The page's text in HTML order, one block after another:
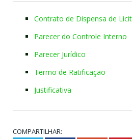
Contrato de Dispensa de
Parecer do Controle Interno
Parecer Jurídico
Termo de Ratificação
Justificativa
COMPARTILHAR: